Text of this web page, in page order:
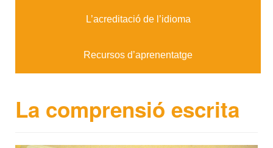
L’acreditació de l’idioma
Recursos d’aprenentatge
La comprensió escrita